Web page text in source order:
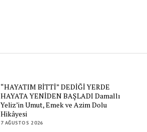
“HAYATIM BİTTİ” DEDİĞİ YERDE
HAYATA YENİDEN BAŞLADI Damallı
Yeliz’in Umut, Emek ve Azim Dolu
Hikâyesi
7 AĞUSTOS 2026